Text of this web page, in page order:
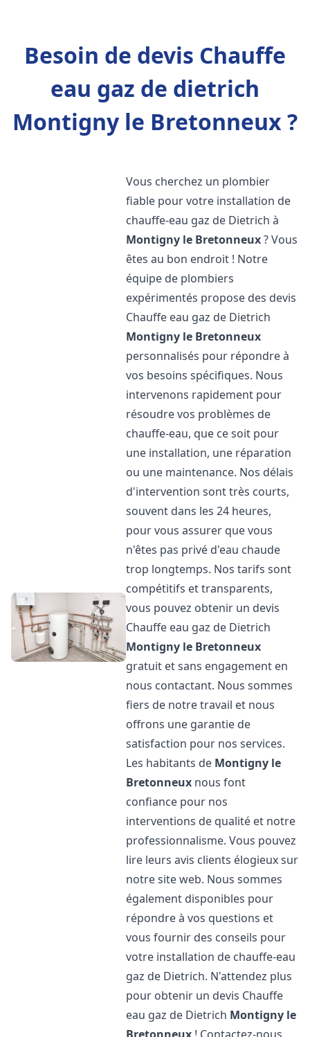
Besoin de devis Chauffe
eau gaz de dietrich
Montigny le Bretonneux ?
Vous cherchez un plombier
fiable pour votre installation de
chauffe-eau gaz de Dietrich à
Montigny le Bretonneux? Vous
êtes au bon endroit ! Notre
équipe de plombiers
expérimentés propose des devis
Chauffe eau gaz de Dietrich
Montigny le Bretonneux
personnalisés pour répondre à
vos besoins spécifiques. Nous
intervenons rapidement pour
résoudre vos problèmes de
chauffe-eau, que ce soit pour
une installation, une réparation
ou une maintenance. Nos délais
d'intervention sont très courts,
souvent dans les 24 heures,
pour vous assurer que vous
n'êtes pas privé d'eau chaude
trop longtemps. Nos tarifs sont
compétitifs et transparents,
vous pouvez obtenir un devis
Chauffe eau gaz de Dietrich
Montigny le Bretonneux
gratuit et sans engagement en
nous contactant. Nous sommes
fiers de notre travail et nous
offrons une garantie de
satisfaction pour nos services.
Les habitants de Montigny le
Bretonneux nous font
confiance pour nos
interventions de qualité et notre
professionnalisme. Vous pouvez
lire leurs avis clients élogieux sur
notre site web. Nous sommes
également disponibles pour
répondre à vos questions et
vous fournir des conseils pour
votre installation de chauffe-eau
gaz de Dietrich. N'attendez plus
pour obtenir un devis Chauffe
eau gaz de Dietrich Montigny le